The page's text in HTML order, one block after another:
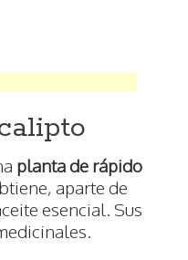
planta de rápido
aparte de
esencial. Sus